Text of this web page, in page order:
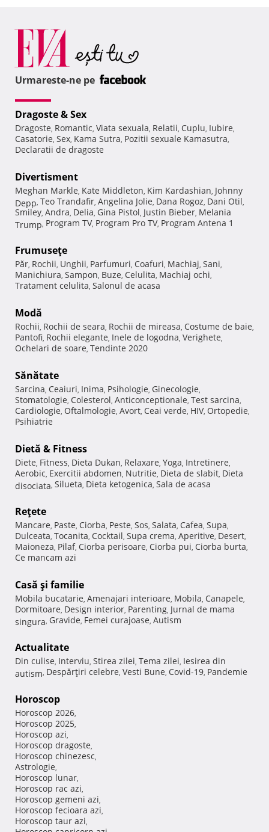
Urmareste-ne pe
Dragoste & Sex
Dragoste, Romantic, Viata sexuala, Relatii, Cuplu, Iubire,
Casatorie, Sex, Kama Sutra, Pozitii sexuale Kamasutra,
Declaratii de dragoste
Divertisment
Meghan Markle, Kate Middleton, Kim Kardashian, Johnny
Depp, Teo Trandafir, Angelina Jolie, Dana Rogoz, Dani Otil,
Smiley, Andra, Delia, Gina Pistol, Justin Bieber, Melania
Trump, Program TV, Program Pro TV, Program Antena 1
Frumuseţe
Păr, Rochii, Unghii, Parfumuri, Coafuri, Machiaj, Sani,
Manichiura, Sampon, Buze, Celulita, Machiaj ochi,
Tratament celulita, Salonul de acasa
Modă
Rochii, Rochii de seara, Rochii de mireasa, Costume de baie,
Pantofi, Rochii elegante, Inele de logodna, Verighete,
Ochelari de soare, Tendinte 2020
Sănătate
Sarcina, Ceaiuri, Inima, Psihologie, Ginecologie,
Stomatologie, Colesterol, Anticonceptionale, Test sarcina,
Cardiologie, Oftalmologie, Avort, Ceai verde, HIV, Ortopedie,
Psihiatrie
Dietă & Fitness
Diete, Fitness, Dieta Dukan, Relaxare, Yoga, Intretinere,
Aerobic, Exercitii abdomen, Nutritie, Dieta de slabit, Dieta
disociata, Silueta, Dieta ketogenica, Sala de acasa
Reţete
Mancare, Paste, Ciorba, Peste, Sos, Salata, Cafea, Supa,
Dulceata, Tocanita, Cocktail, Supa crema, Aperitive, Desert,
Maioneza, Pilaf, Ciorba perisoare, Ciorba pui, Ciorba burta,
Ce mancam azi
Casă şi familie
Mobila bucatarie, Amenajari interioare, Mobila, Canapele,
Dormitoare, Design interior, Parenting, Jurnal de mama
singura, Gravide, Femei curajoase, Autism
Actualitate
Din culise, Interviu, Stirea zilei, Tema zilei, Iesirea din
autism, Despărţiri celebre, Vesti Bune, Covid-19, Pandemie
Horoscop
Horoscop 2026,
Horoscop 2025,
Horoscop azi,
Horoscop dragoste,
Horoscop chinezesc,
Astrologie,
Horoscop lunar,
Horoscop rac azi,
Horoscop gemeni azi,
Horoscop fecioara azi,
Horoscop taur azi,